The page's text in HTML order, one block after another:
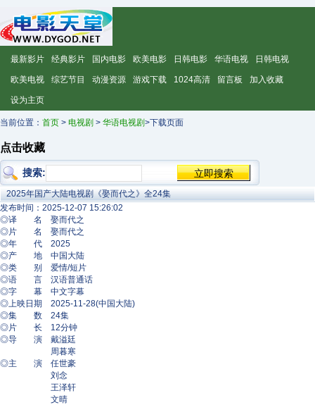
最新影片 经典影片 国内电影 欧美电影 日韩电影 华语电视 日韩电视
欧美电视 综艺节目 动漫资源 游戏下载 1024高清 留言板 加入收藏
设为主页
当前位置： 首页 > 电视剧 > 华语电视剧>下载页面
点击收藏
搜索:
2025年国产大陆电视剧《娶而代之》全24集
发布时间：2025-12-07 15:26:02
◎译 名 娶而代之
◎片 名 娶而代之
◎年 代 2025
◎产 地 中国大陆
◎类 别 爱情/短片
◎语 言 汉语普通话
◎字 幕 中文字幕
◎上映日期 2025-11-28(中国大陆)
◎集 数 24集
◎片 长 12分钟
◎导 演 戴溢廷
周暮寒
◎主 演 任世豪
刘念
王泽轩
文晴